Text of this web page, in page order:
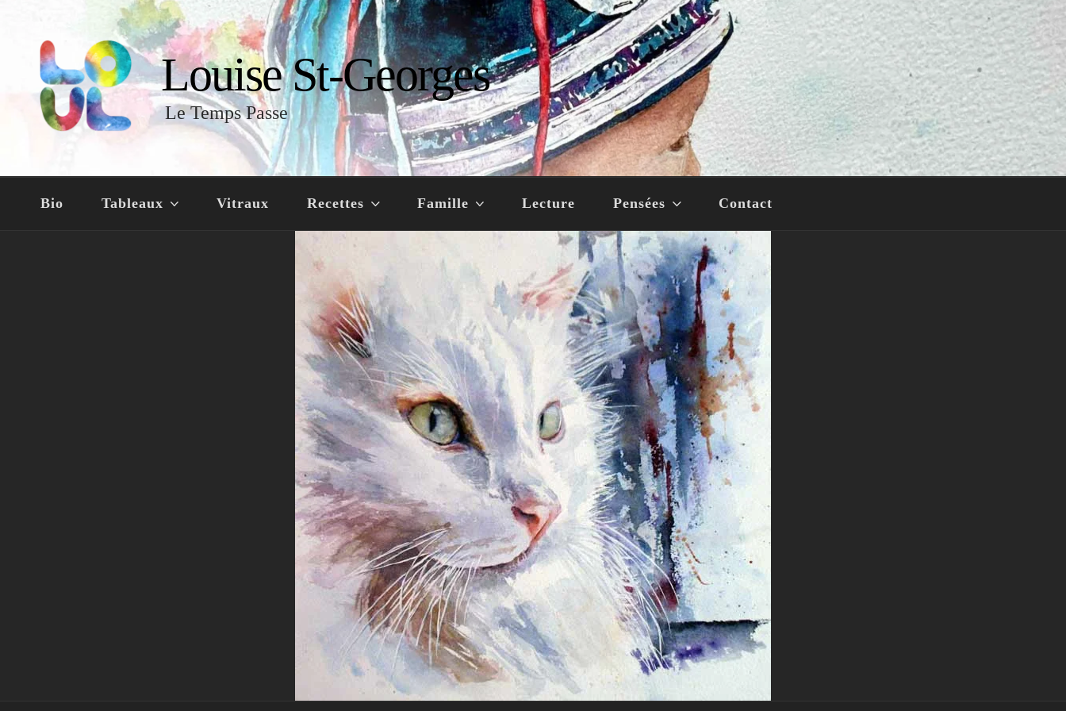
Louise St-Georges
Le Temps Passe
Bio Tableaux Vitraux Recettes Famille Lecture Pensées Contact